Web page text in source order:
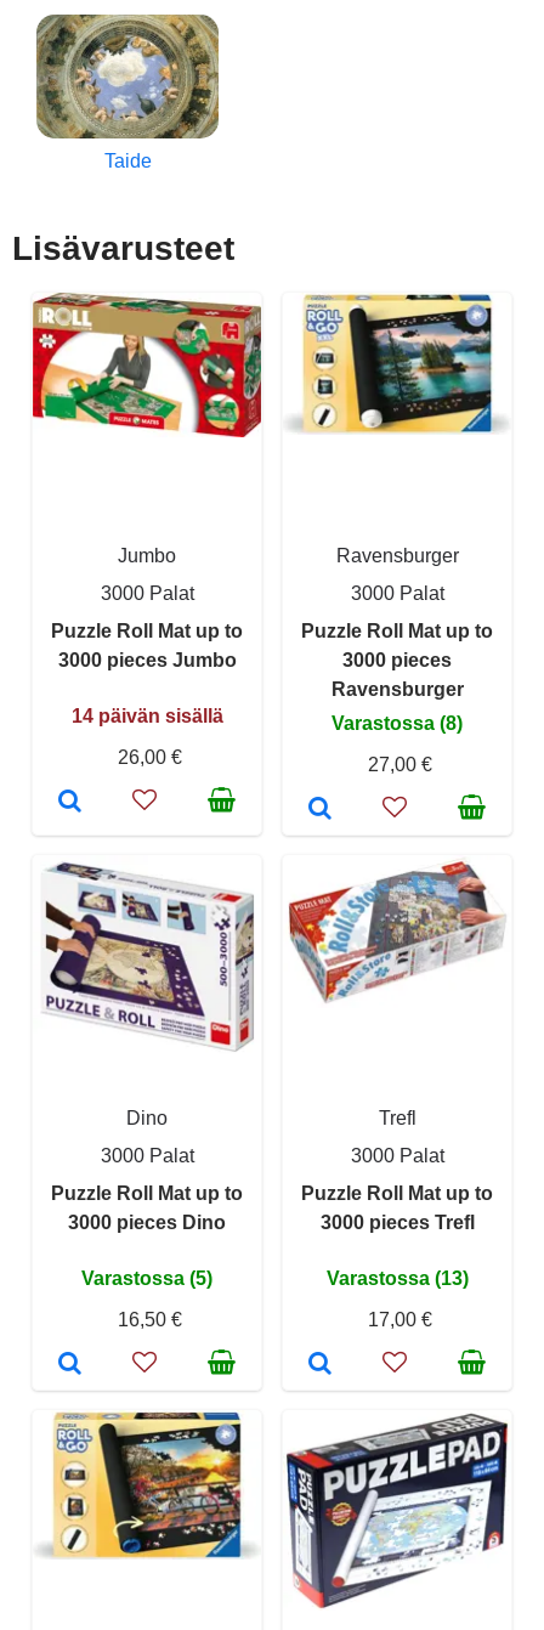
Taide
Lisävarusteet
Jumbo
3000 Palat
Puzzle Roll Mat up to
3000 pieces Jumbo
14 päivän sisällä
26,00 €
Ravensburger
3000 Palat
Puzzle Roll Mat up to
3000 pieces
Ravensburger
Varastossa (8)
27,00 €
Dino
3000 Palat
Puzzle Roll Mat up to
3000 pieces Dino
Varastossa (5)
16,50 €
Trefl
3000 Palat
Puzzle Roll Mat up to
3000 pieces Trefl
Varastossa (13)
17,00 €